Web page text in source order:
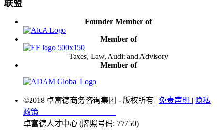
联盟
Founder Member of
Member of
Taxes, Law, Audit and Advisory
Member of
©2018 卓富德商务咨询集团 - 版权所有 | 免责声明 | 隐私
政策
卓富德人才中心 (牌照号码: 77750)